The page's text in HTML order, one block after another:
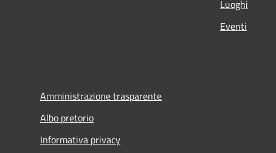
Luoghi
Eventi
Amministrazione trasparente
Albo pretorio
Informativa privacy